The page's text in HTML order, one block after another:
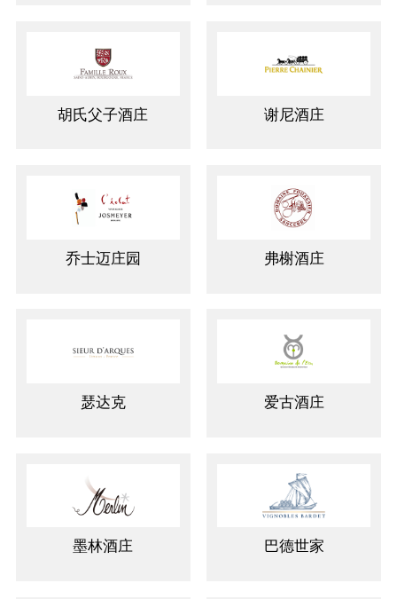
胡氏父子酒庄 谢尼酒庄
乔士迈庄园 弗榭酒庄
瑟达克 爱古酒庄
墨林酒庄 巴德世家